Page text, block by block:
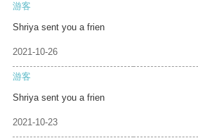
游客
Shriya sent you a frien
2021-10-26
游客
Shriya sent you a frien
2021-10-23